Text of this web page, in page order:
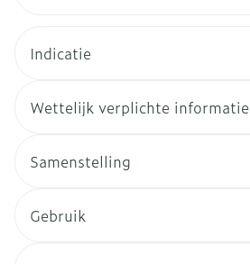
Indicatie
Wettelijk verplichte informatie
Samenstelling
Gebruik